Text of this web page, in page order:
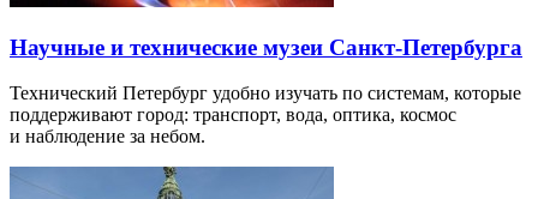
Научные и технические музеи Санкт-Петербурга
Технический Петербург удобно изучать по системам, которые
поддерживают город: транспорт, вода, оптика, космос
и наблюдение за небом.